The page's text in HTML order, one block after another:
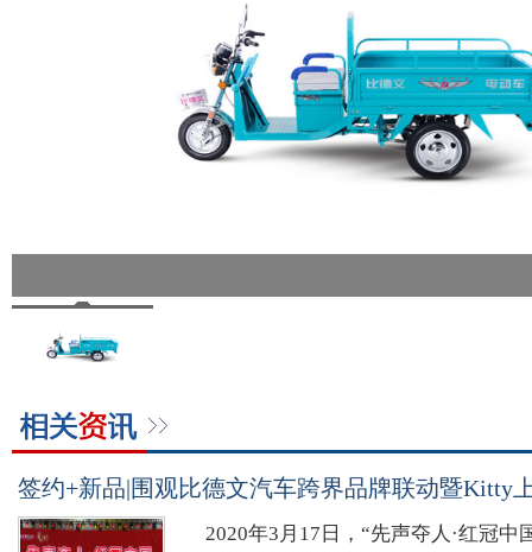
签约+新品|围观比德文汽车跨界品牌联动暨Kitty
2020年3月17日，“先声夺人·红冠